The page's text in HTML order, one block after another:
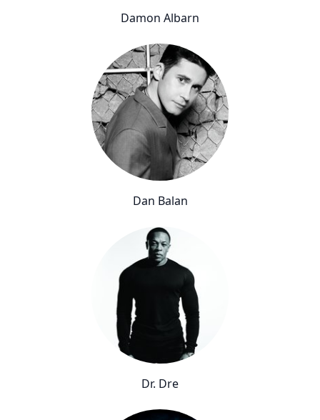
Damon Albarn
Dan Balan
Dr. Dre